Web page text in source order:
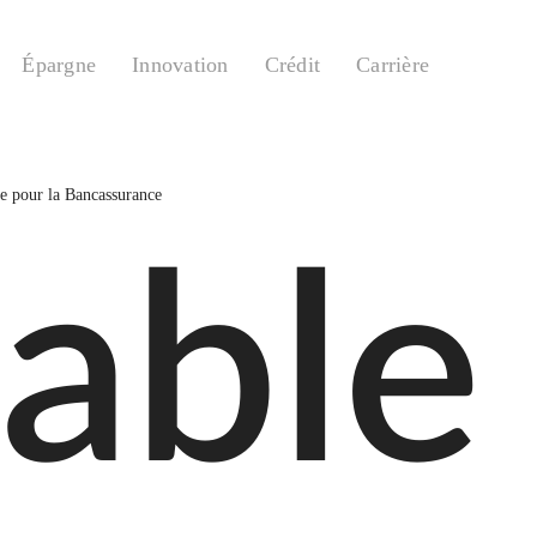
Épargne Innovation Crédit Carrière
pour la Bancassurance